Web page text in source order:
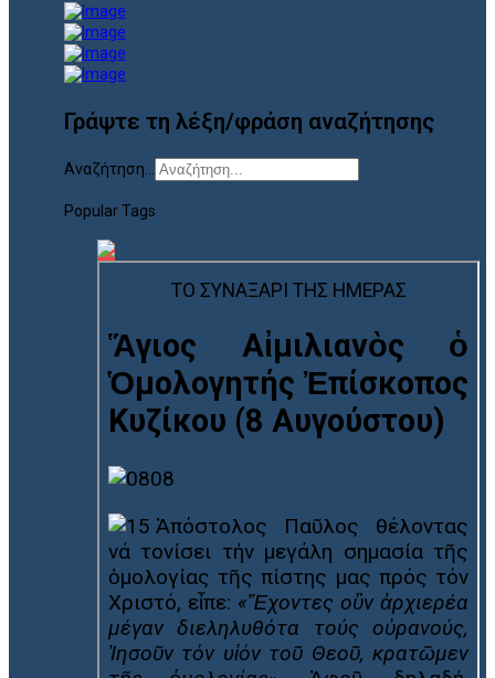
Γράψτε τη λέξη/φράση αναζήτησης
Αναζήτηση...
Popular Tags